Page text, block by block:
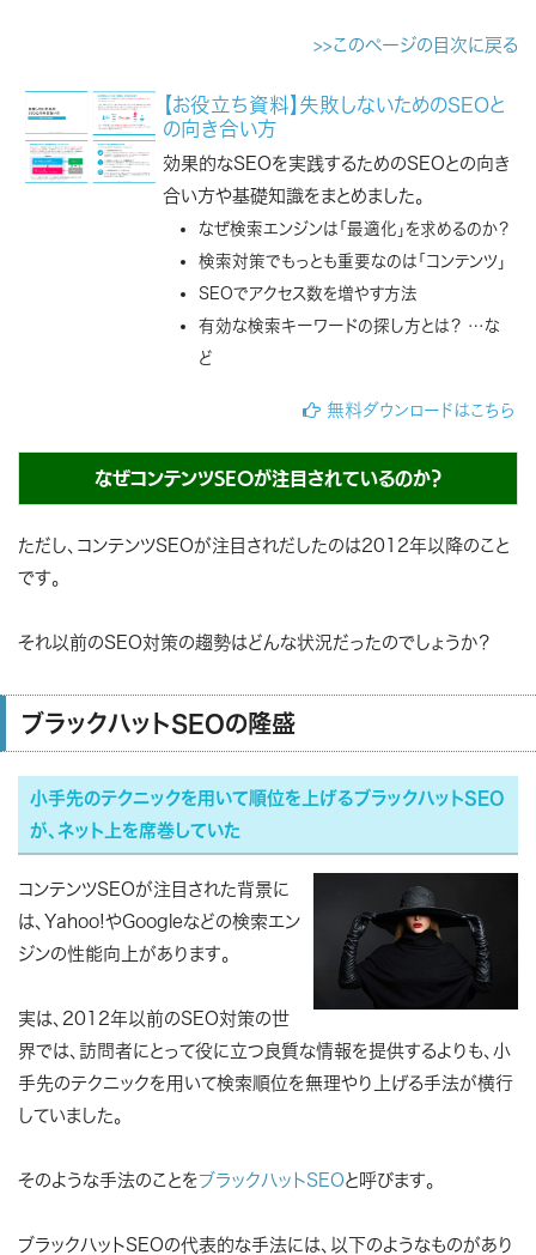
>>このページの目次に戻る
【お役立ち資料】失敗しないためのSEOと
の向き合い方
効果的なSEOを実践するためのSEOとの向き
合い方や基礎知識をまとめました。
なぜ検索エンジンは「最適化」を求めるのか？
検索対策でもっとも重要なのは「コンテンツ」
SEOでアクセス数を増やす方法
有効な検索キーワードの探し方とは？ …な
ど
無料ダウンロードはこちら
なぜコンテンツSEOが注目されているのか？
ただし、コンテンツSEOが注目されだしたのは2012年以降のこと
です。
それ以前のSEO対策の趨勢はどんな状況だったのでしょうか？
ブラックハットSEOの隆盛
小手先のテクニックを用いて順位を上げるブラックハットSEO
が、ネット上を席巻していた
コンテンツSEOが注目された背景に
は、Yahoo!やGoogleなどの検索エン
ジンの性能向上があります。
実は、2012年以前のSEO対策の世
界では、訪問者にとって役に立つ良質な情報を提供するよりも、小
手先のテクニックを用いて検索順位を無理やり上げる手法が横行
していました。
そのような手法のことをブラックハットSEOと呼びます。
ブラックハットSEOの代表的な手法には、以下のようなものがあり